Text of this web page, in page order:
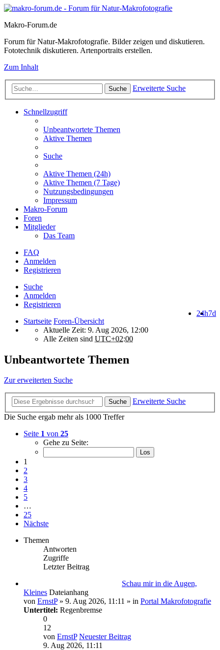
Makro-Forum.de
Forum für Natur-Makrofotografie. Bilder zeigen und diskutieren.
Fototechnik diskutieren. Artenportraits erstellen.
Zum Inhalt
Suche Erweiterte Suche
Schnellzugriff
Unbeantwortete Themen
Aktive Themen
Suche
Aktive Themen (24h)
Aktive Themen (7 Tage)
Nutzungsbedingungen
Impressum
Makro-Forum
Foren
Mitglieder
Das Team
FAQ
Anmelden
Registrieren
Suche
Anmelden
Registrieren
7d
24h
Startseite Foren-Übersicht
Aktuelle Zeit: 9. Aug 2026, 12:00
Alle Zeiten sind UTC+02:00
Unbeantwortete Themen
Zur erweiterten Suche
Suche
Erweiterte Suche
Die Suche ergab mehr als 1000 Treffer
Seite 1 von 25
Gehe zu Seite:
1
2
3
4
5
…
25
Nächste
Themen
Antworten
Zugriffe
Letzter Beitrag
Schau mir in die Augen,
Kleines Dateianhang
von ErnstP» 9. Aug 2026, 11:11 » in Portal Makrofotografie
Untertitel: Regenbremse
0
12
von ErnstP Neuester Beitrag
9. Aug 2026, 11:11